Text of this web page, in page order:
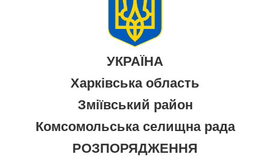
УКРАЇНА
Харківська область
Зміївський район
Комсомольська селищна рада
РОЗПОРЯДЖЕННЯ